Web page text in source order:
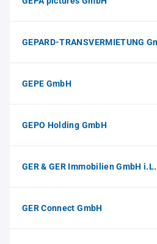
GEPARD-TRANSVERMIETUNG
GEPE GmbH
GEPO Holding GmbH
GER & GER Immobilien GmbH i.L.
GER Connect GmbH